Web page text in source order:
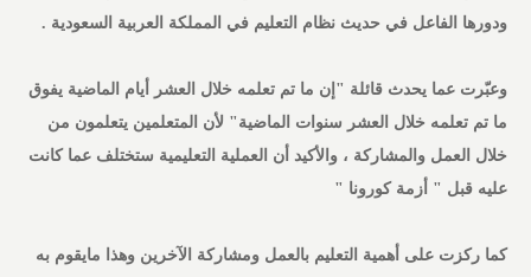
ودورها الفاعل في حديث نظام التعليم في المملكة العربية السعودية .
وعبّرت عما يحدث قائلة "إن ما تم تعلمه خلال العشر أيام الماضية يفوق
ما تم تعلمه خلال العشر سنوات الماضية" لأن المتعلمين يتعلمون من
خلال العمل والمشاركة ، والأكيد أن العملية التعليمية ستختلف عما كانت
عليه قبل " أزمة كورونا "
كما ركزت على أهمية التعليم بالعمل ومشاركة الآخرين وهذا مايقوم به